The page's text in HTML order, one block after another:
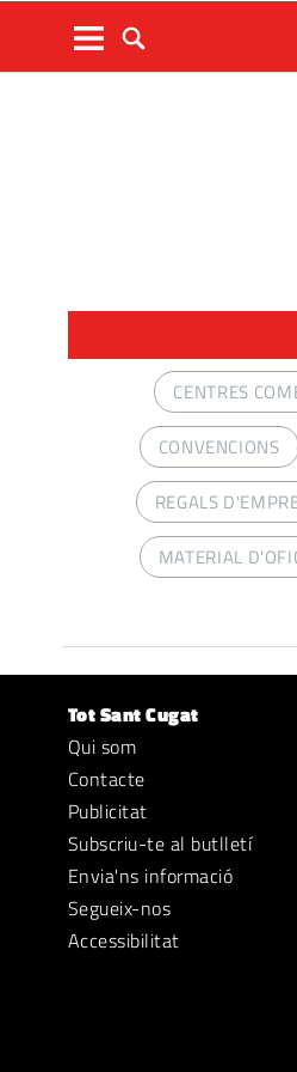
CENTRES
CONVENCIONS
REGALS
MATERIAL
Tot Sant Cugat
Qui som
Contacte
Publicitat
Subscriu-te al butlletí
Envia'ns informació
Segueix-nos
Accessibilitat